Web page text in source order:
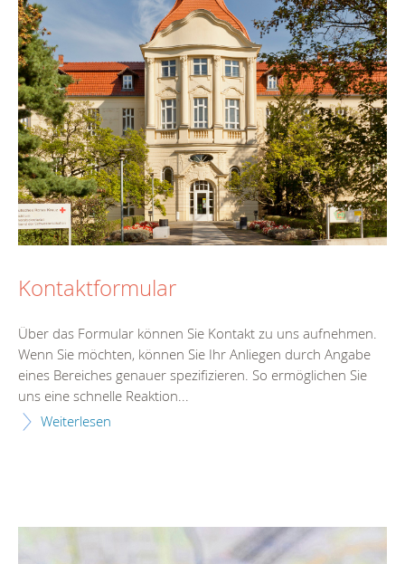
Kontaktformular
Über das Formular können Sie Kontakt zu uns aufnehmen.
Wenn Sie möchten, können Sie Ihr Anliegen durch Angabe
eines Bereiches genauer spezifizieren. So ermöglichen Sie
uns eine schnelle Reaktion...
Weiterlesen